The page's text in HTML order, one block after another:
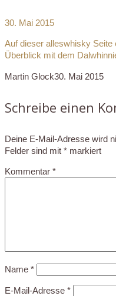
30. Mai 2015
Auf dieser alleswhisky Seite
Überblick mit dem
Martin Glock30. Mai 2015
Schreibe einen
Deine E-Mail-Adresse wird
Felder sind mit * markiert
Kommentar *
Name *
E-Mail-Adresse *